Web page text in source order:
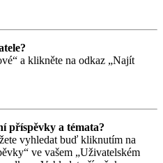
a klikněte na odkaz „Najít
příspěvky a témata?
vyhledat buď kliknutím na
ve vašem „Uživatelském